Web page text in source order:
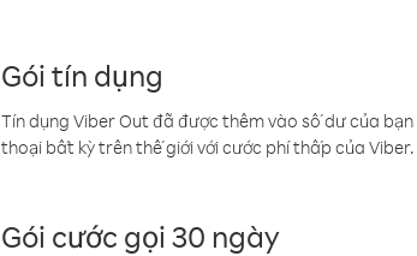
Gói tín dụng
Tín dụng Viber Out đã được thêm vào số dư của
thoại bất kỳ trên thế giới với cước phí thấp của Viber.
Gói cước gọi 30 ngày